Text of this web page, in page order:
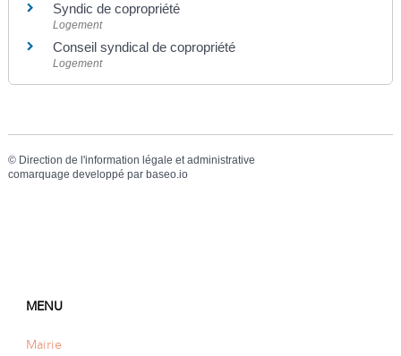
Syndic de copropriété
Logement
Conseil syndical de copropriété
Logement
© Direction de l'information légale et administrative
comarquage developpé par baseo.io
MENU
Mairie